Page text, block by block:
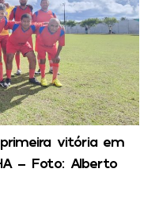
vitória em
– Foto: Alberto